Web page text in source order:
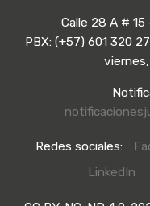
Calle 28 A # 15
PBX: (+57) 601 320
Redes sociales:
LinkedIn